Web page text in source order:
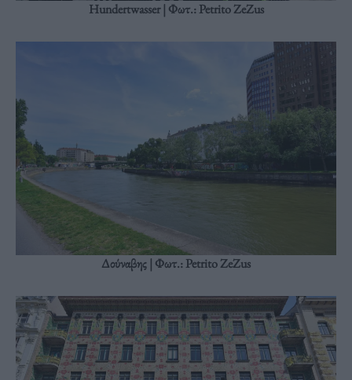
Hundertwasser | Φωτ.: Petrito ZeZus
Δούναβης | Φωτ.: Petrito ZeZus